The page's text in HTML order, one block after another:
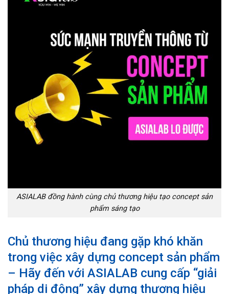
ASIALAB đồng hành cùng chủ thương hiệu tạo concept sản
phẩm sáng tạo
Chủ thương hiệu đang gặp khó khăn
trong việc xây dựng concept sản phẩm
– Hãy đến với ASIALAB cung cấp “giải
pháp di động” xây dựng thương hiệu